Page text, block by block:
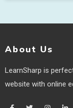
About Us
LearnSharp is
website with online